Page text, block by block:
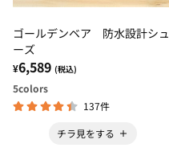
ゴールデンベア 防水設計シュ
ーズ
¥6,589 (税込)
5colors
137件
チラ見をする